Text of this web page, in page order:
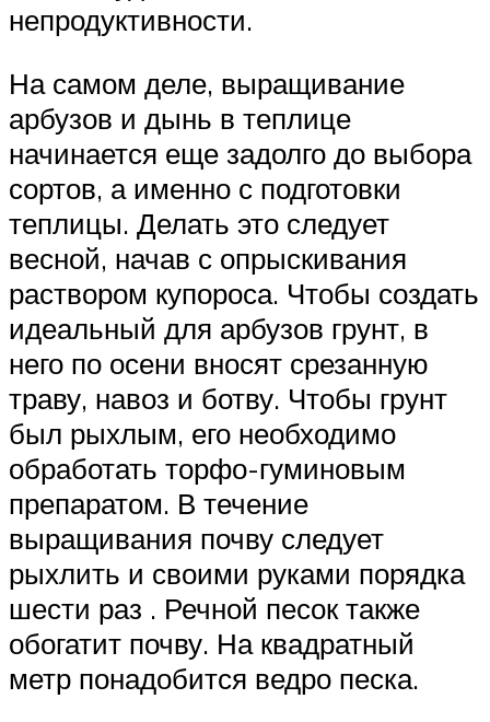
непродуктивности.
На самом деле, выращивание
арбузов и дынь в теплице
начинается еще задолго до выбора
сортов, а именно с подготовки
теплицы. Делать это следует
весной, начав с опрыскивания
раствором купороса. Чтобы создать
идеальный для арбузов грунт, в
него по осени вносят срезанную
траву, навоз и ботву. Чтобы грунт
был рыхлым, его необходимо
обработать торфо-гуминовым
препаратом. В течение
выращивания почву следует
рыхлить и своими руками порядка
шести раз . Речной песок также
обогатит почву. На квадратный
метр понадобится ведро песка.